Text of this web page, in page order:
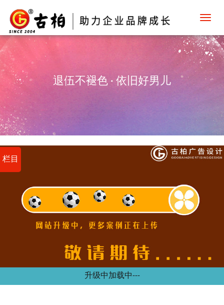
退伍不褪色 · 依旧好男儿
栏目
升级中加载中---